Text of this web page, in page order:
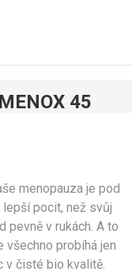
45
menopauza je pod
pocit, než svůj
pevně v rukách. A to
probíhá jen
v čisté bio kvalitě.